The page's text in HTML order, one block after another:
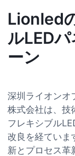
Lionled
ルLED
ーン
深圳ライオンオ
株式会社は、技
フレキシブル
改良を経ていま
新とプロセス革